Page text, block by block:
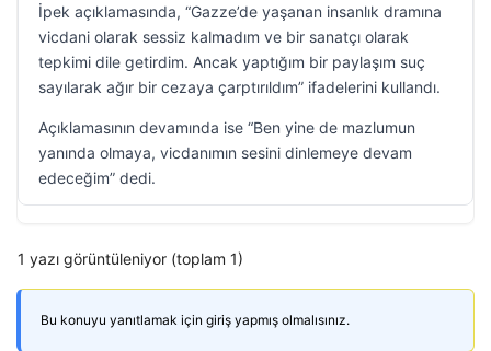
İpek açıklamasında, “Gazze’de yaşanan insanlık dramına
vicdani olarak sessiz kalmadım ve bir sanatçı olarak
tepkimi dile getirdim. Ancak yaptığım bir paylaşım suç
sayılarak ağır bir cezaya çarptırıldım” ifadelerini kullandı.
Açıklamasının devamında ise “Ben yine de mazlumun
yanında olmaya, vicdanımın sesini dinlemeye devam
edeceğim” dedi.
1 yazı görüntüleniyor (toplam 1)
Bu konuyu yanıtlamak için giriş yapmış olmalısınız.